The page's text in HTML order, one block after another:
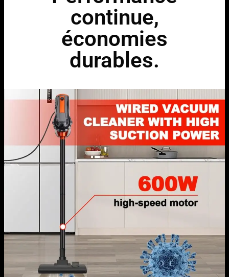
continue,
économies
durables.